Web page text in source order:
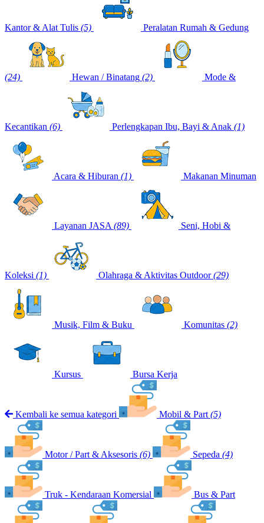
Kantor & Alat Tulis (5) Peralatan Rumah & Gedung
(24) Hewan / Binatang (2) Mode &
Kecantikan (6) Perlengkapan Ibu, Bayi & Anak (1)
Acara & Hiburan (1) Makanan Minuman
Layanan JASA (89) Seni, Hobi &
Koleksi (1) Olahraga & Aktivitas Outdoor (29)
Musik, Film & Buku Komunitas (2)
Kursus Bursa Kerja
Kembali ke semua kategori Mobil & Part (5)
Motor / Part & Aksesoris (6) Sepeda (4)
Truk - Kendaraan Komersial Bus & Part